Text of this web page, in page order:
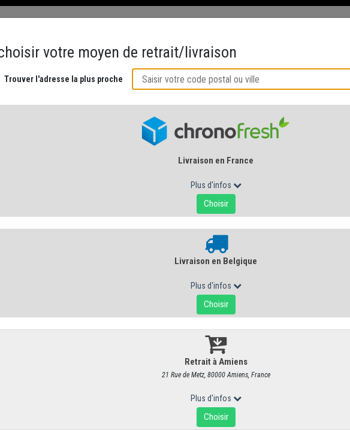
NOS FROMAGES AFFINÉS CRÉMERIE AU NATUREL ACCORDS GOURMANDS CUISINE DE
Confiture Sélection Philippe Olivier -
Nichée dans un val du Morvan profond, proche de Vézelay et
loin des zones industrielles ou commerciales habituelles. Accéder à